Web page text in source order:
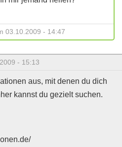
03.10.2009 - 14:47
- 15:13
aus, mit denen du dich
kannst du gezielt suchen.